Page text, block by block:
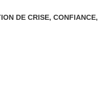
CONFIANCE,